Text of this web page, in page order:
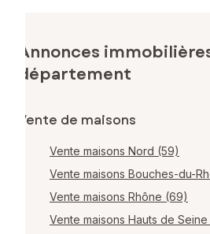
Annonces
département
Vente de maisons
Vente maisons Nord (59)
Vente maisons Bouches-du-
Vente maisons Rhône (69)
Vente maisons Hauts de